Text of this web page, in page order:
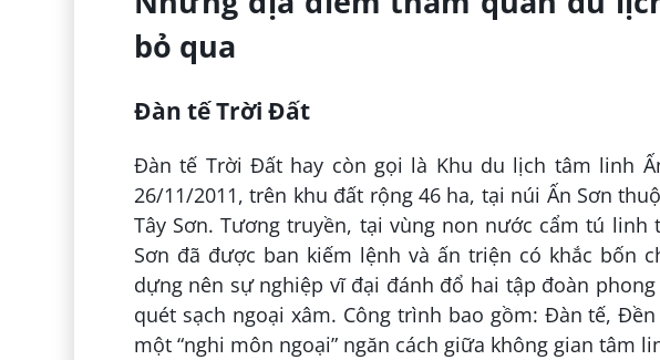
bỏ qua
Đàn tế Trời Đất
Đàn tế Trời Đất hay còn gọi là Khu du lịch tâm linh
26/11/2011, trên khu đất rộng 46 ha, tại núi Ấn Sơn
Tây Sơn. Tương truyền, tại vùng non nước cẩm tú linh
Sơn đã được ban kiếm lệnh và ấn triện có khắc bốn
dựng nên sự nghiệp vĩ đại đánh đổ hai tập đoàn
quét sạch ngoại xâm. Công trình bao gồm: Đàn tế,
một “nghi môn ngoại” ngăn cách giữa không gian tâm